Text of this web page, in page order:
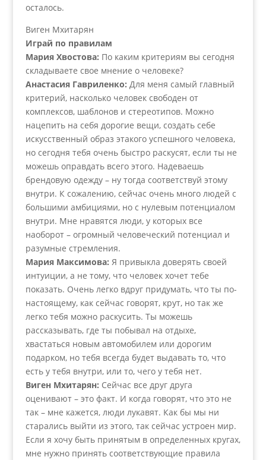
осталось.
Виген Мхитарян
Играй по правилам
Мария Хвостова: По каким критериям вы сегодня
складываете свое мнение о человеке?
Анастасия Гавриленко: Для меня самый главный
критерий, насколько человек свободен от
комплексов, шаблонов и стереотипов. Можно
нацепить на себя дорогие вещи, создать себе
искусственный образ этакого успешного человека,
но сегодня тебя очень быстро раскусят, если ты не
можешь оправдать всего этого. Надеваешь
брендовую одежду – ну тогда соответствуй этому
внутри. К сожалению, сейчас очень много людей с
большими амбициями, но с нулевым потенциалом
внутри. Мне нравятся люди, у которых все
наоборот – огромный человеческий потенциал и
разумные стремления.
Мария Максимова: Я привыкла доверять своей
интуиции, а не тому, что человек хочет тебе
показать. Очень легко вдруг придумать, что ты по-
настоящему, как сейчас говорят, крут, но так же
легко тебя можно раскусить. Ты можешь
рассказывать, где ты побывал на отдыхе,
хвастаться новым автомобилем или дорогим
подарком, но тебя всегда будет выдавать то, что
есть у тебя внутри, или то, чего у тебя нет.
Виген Мхитарян: Сейчас все друг друга
оценивают – это факт. И когда говорят, что это не
так – мне кажется, люди лукавят. Как бы мы ни
старались выйти из этого, так сейчас устроен мир.
Если я хочу быть принятым в определенных кругах,
мне нужно принять соответствующие правила